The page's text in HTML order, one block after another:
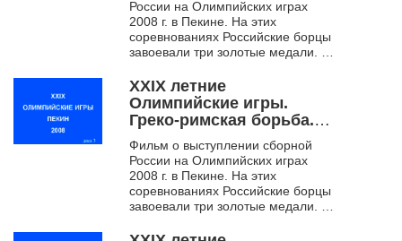
России на Олимпийских играх
2008 г. в Пекине. На этих
соревнованиях Российские борцы
завоевали три золотые медали. В
поддержки из г. Бердска в
составе...
XXIX летние
Олимпийские игры.
Греко-римская борьба.
Пекин. 2008. Ч. 3
Фильм о выступлении сборной
России на Олимпийских играх
2008 г. в Пекине. На этих
соревнованиях Российские борцы
завоевали три золотые медали. В
поддержки из г. Бердска в